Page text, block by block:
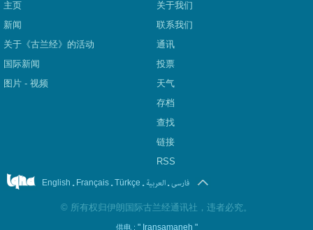
主页
新闻
关于《古兰经》的活动
国际新闻
图片 - 视频
关于我们
联系我们
通讯
投票
天气
存档
查找
链接
RSS
English . Français .Türkçe .العربیة.فارسی
© 所有权归伊朗国际古兰经通讯社，违者必究。
供电 : " Iransamaneh "